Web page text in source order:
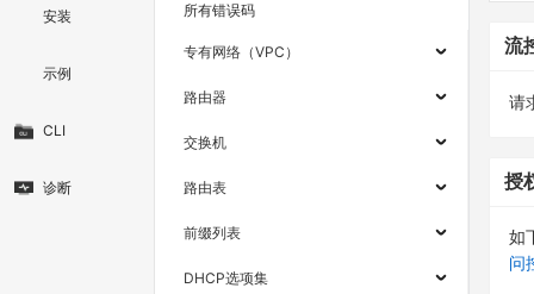
安装
示例
CLI
诊断
所有错误码
专有网络（VPC）
路由器
交换机
路由表
前缀列表
DHCP选项集
流
请
授
如
问